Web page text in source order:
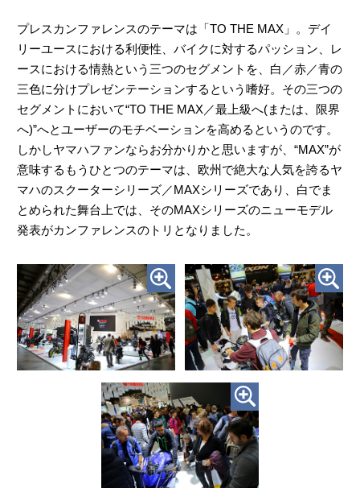
プレスカンファレンスのテーマは「TO THE MAX」。デイ
リーユースにおける利便性、バイクに対するパッション、レ
ースにおける情熱という三つのセグメントを、白／赤／青の
三色に分けプレゼンテーションするという嗜好。その三つの
セグメントにおいて“TO THE MAX／最上級へ(または、限界
へ)”へとユーザーのモチベーションを高めるというのです。
しかしヤマハファンならお分かりかと思いますが、“MAX”が
意味するもうひとつのテーマは、欧州で絶大な人気を誇るヤ
マハのスクーターシリーズ／MAXシリーズであり、白でま
とめられた舞台上では、そのMAXシリーズのニューモデル
発表がカンファレンスのトリとなりました。